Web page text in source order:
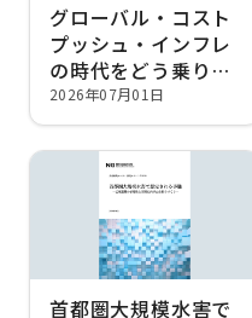
グローバル・コスト
プッシュ・インフレ
の時代をどう乗り越
えるか
2026年07月01日
首都圏大規模水害で